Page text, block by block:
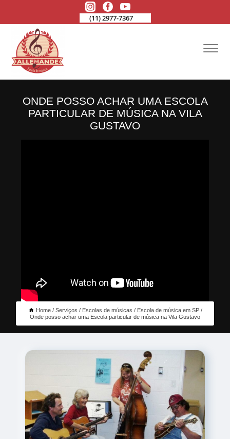
(11) 2977-7367
ONDE POSSO ACHAR UMA ESCOLA
PARTICULAR DE MÚSICA NA VILA
GUSTAVO
Home Serviços Escolas de músicas
Escola de música em SP
Onde posso achar uma Escola particular de música na Vila Gustavo